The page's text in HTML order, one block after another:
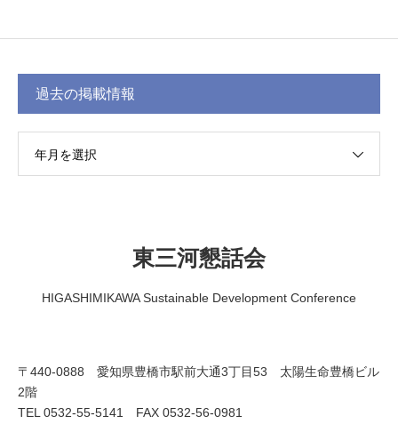
過去の掲載情報
年月を選択
東三河懇話会
HIGASHIMIKAWA Sustainable Development Conference
〒440-0888 愛知県豊橋市駅前大通3丁目53 太陽生命豊橋ビル
2階
TEL 0532-55-5141 FAX 0532-56-0981